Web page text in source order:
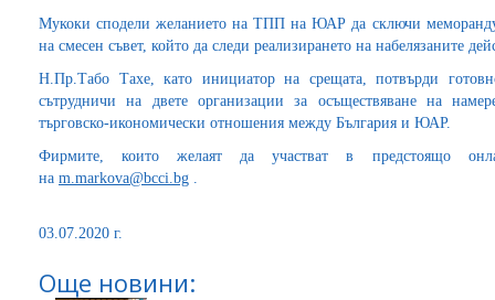
Мукоки сподели желанието на ТПП на ЮАР да сключи
на смесен съвет, който да следи реализирането на набелязаните
Н.Пр.Табо Тахе, като инициатор на срещата, потвърди
сътрудничи на двете организации за осъществяване на
търговско-икономически отношения между България и ЮАР.
Фирмите, които желаят да участват в предстоящо
на m.markova@bcci.bg .
03.07.2020 г.
Още новини: